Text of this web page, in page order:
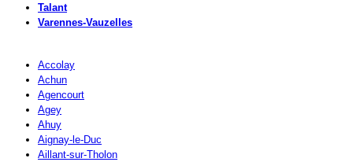
Talant
Varennes-Vauzelles
Accolay
Achun
Agencourt
Agey
Ahuy
Aignay-le-Duc
Aillant-sur-Tholon